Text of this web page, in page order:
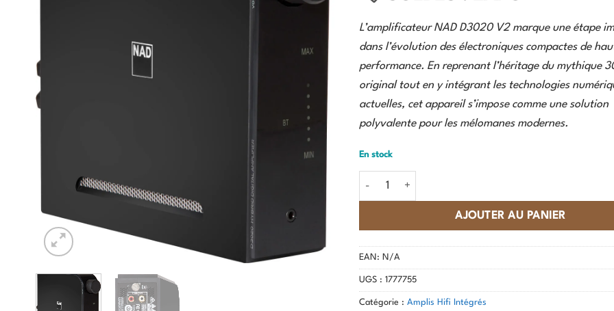
599,00 €.299,00 €.
L’amplificateur NAD D3020 V2 marque une étape
dans l’évolution des électroniques compactes de
performance. En reprenant l’héritage du mythique
original tout en y intégrant les technologies
actuelles, cet appareil s’impose comme une solution
polyvalente pour les mélomanes modernes.
En stock
quantité de NAD - D3020 V2 - EXPO
AJOUTER AU PANIER
EAN: N/A
UGS : 1777755
Catégorie : Amplis Hifi Intégrés